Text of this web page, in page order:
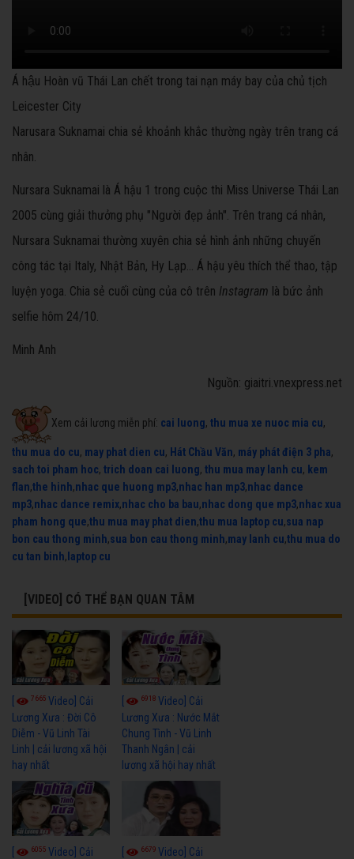
Á hậu Hoàn vũ Thái Lan chết trong tai nạn máy bay của chủ tịch
Leicester City
Narusara Suknamai chia sẻ khoảnh khắc thường ngày trên trang cá
nhân.
Nursara Suknamai là Á hậu 1 trong cuộc thi Miss Universe Thái Lan
2005 cùng giải thưởng phụ "Người đẹp ảnh". Trên trang cá nhân,
Nursara Suknamai thường xuyên chia sẻ hình ảnh những chuyến
công tác tại Italy, Nhật Bản, Hy Lạp... Á hậu yêu thích thể thao, tập
luyện yoga. Chia sẻ cuối cùng của cô trên Instagram là bức ảnh
selfie hôm 24/10.
Minh Anh
Nguồn: giaitri.vnexpress.net
Xem cải lương miễn phí: cai luong, thu mua xe nuoc mia cu,
thu mua do cu, may phat dien cu, Hát Chầu Văn, máy phát điện 3 pha,
sach toi pham hoc, trich doan cai luong, thu mua may lanh cu, kem
flan,the hinh,nhac que huong mp3,nhac han mp3,nhac dance
mp3,nhac dance remix,nhac cho ba bau,nhac dong que mp3,nhac xua
pham hong que,thu mua may phat dien,thu mua laptop cu,sua nap
bon cau thong minh,sua bon cau thong minh,may lanh cu,thu mua do
cu tan binh, laptop cu
[VIDEO] CÓ THỂ BẠN QUAN TÂM
7665 Video] Cải
Lương Xưa : Đời Cô
Diễm - Vũ Linh Tài
Linh | cải lương xã hội
hay nhất
6918Video] Cải
Lương Xưa : Nước Mắt
Chung Tình - Vũ Linh
Thanh Ngân | cải
lương xã hội hay nhất
6055 Video] Cải 6679Video] Cải